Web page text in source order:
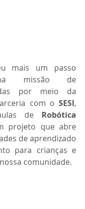
mais um passo
missão de
por meio da
com o SESI,
de Robótica
projeto que abre
de aprendizado
para crianças e
comunidade.